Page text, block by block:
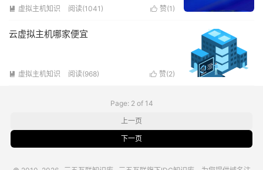
 虚拟主机知识 阅读(1041)  赞(1 )
云虚拟主机哪家便宜
 虚拟主机知识 阅读(968)  赞(2)
Page: 2 of 14
上一页
下一页